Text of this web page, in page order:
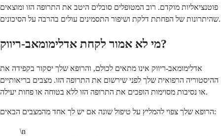
פוטנציאליות מוקדם. רוב המטופלים סובלים היטב את התרופה הזו ומוצאים
שהיתרונות של הפחתת דלקת ושיפור התסמינים עולים בהרבה על הסיכונים.
מי לא אמור לקחת אדלימומאב-ריווק?
אדלימומאב-ריווק אינו מתאים לכולם, והרופא שלך יסקור בקפידה את
ההיסטוריה הרפואית שלך לפני שירשום את התרופה הזו. מצבים בריאותיים
או נסיבות מסוימות הופכים את התרופה הזו ללא בטוחה או פחות יעילה.
הרופא שלך צפוי להמליץ על טיפול שונה אם יש לך אחד מהמצבים הבאים:
\n